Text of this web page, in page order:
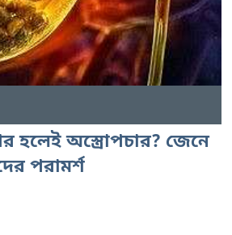
হলেই অস্ত্রোপচার? জেনে
পরামর্শ